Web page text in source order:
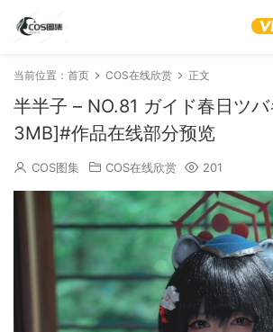
当前位置： 首页 COS在线欣赏 正文
半半子 – NO.81 ガイド春日ツ
3MB]#作品在线部分预览
COS图集 COS在线欣赏 201